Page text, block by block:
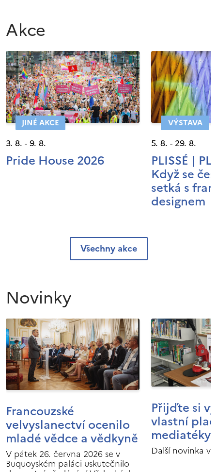
Akce
JINÉ AKCE
3. 8. - 9. 8.
Pride House 2026
VÝSTAVA
5. 8. - 29. 8.
PLISSÉ |
Když se
setká s
designem
Všechny akce
Novinky
Francouzské
velvyslanectví ocenilo
mladé vědce a vědkyně
V pátek 26. června 2026 se v
Buquoyském paláci uskutečnilo
Přijďte si
vlastní
mediatéky
Další novinka v